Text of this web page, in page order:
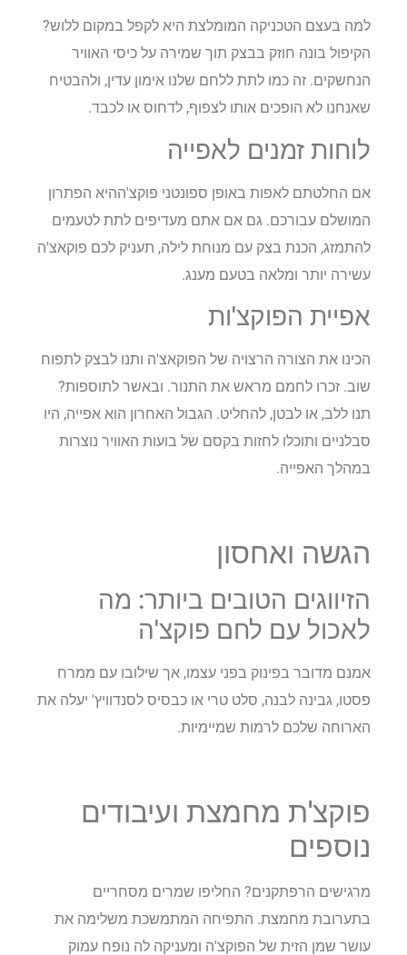
למה בעצם הטכניקה המומלצת היא לקפל במקום ללוש?
הקיפול בונה חוזק בבצק תוך שמירה על כיסי האוויר
הנחשקים. זה כמו לתת ללחם שלנו אימון עדין, ולהבטיח
שאנחנו לא הופכים אותו לצפוף, לדחוס או לכבד.
לוחות זמנים לאפייה
אם החלטתם לאפות באופן ספונטני פוקצ'ההיא הפתרון
המושלם עבורכם. גם אם אתם מעדיפים לתת לטעמים
להתמזג, הכנת בצק עם מנוחת לילה, תעניק לכם פוקאצ'ה
עשירה יותר ומלאה בטעם מענג.
אפיית הפוקצ'ות
הכינו את הצורה הרצויה של הפוקאצ'ה ותנו לבצק לתפוח
שוב. זכרו לחמם מראש את התנור. ובאשר לתוספות?
תנו ללב, או לבטן, להחליט. הגבול האחרון הוא אפייה, היו
סבלניים ותוכלו לחזות בקסם של בועות האוויר נוצרות
במהלך האפייה.
הגשה ואחסון
הזיווגים הטובים ביותר: מה
לאכול עם לחם פוקצ'ה
אמנם מדובר בפינוק בפני עצמו, אך שילובו עם ממרח
פסטו, גבינה לבנה, סלט טרי או כבסיס לסנדוויץ' יעלה את
הארוחה שלכם לרמות שמיימיות.
פוקצ'ת מחמצת ועיבודים
נוספים
מרגישים הרפתקנים? החליפו שמרים מסחריים
בתערובת מחמצת. התפיחה המתמשכת משלימה את
עושר שמן הזית של הפוקצ'ה ומעניקה לה נופח עמוק